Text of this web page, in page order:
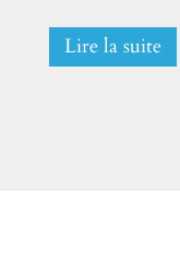
Lire la suite